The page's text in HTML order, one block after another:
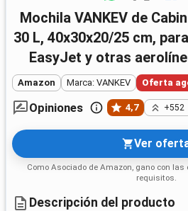
Mochila VANKEV de Cabina Extensible 24–
30 L, 40x30x20/25 cm,
EasyJet y otras
Amazon Marca: VANKEV Oferta
Opiniones 4,7 +552
Ver
Como Asociado de Amazon, gano con
requisitos.
Descripción del producto